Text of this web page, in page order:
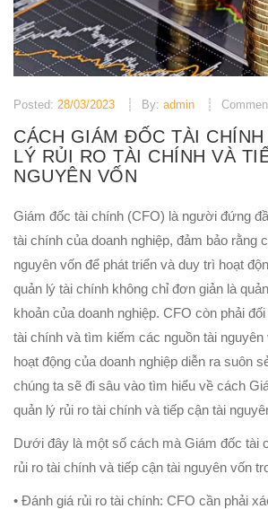
Posted: 28/03/2023 By: admin
CÁCH GIÁM ĐỐC TÀI
LÝ RỦI RO TÀI CHÍNH VÀ
NGUYÊN VỐN
Giám đốc tài chính (CFO) là người đứng
tài chính của doanh nghiệp, đảm bảo rằng
nguyên vốn để phát triển và duy trì hoạt
quản lý tài chính không chỉ đơn giản là
khoản của doanh nghiệp. CFO còn phải
tài chính và tìm kiếm các nguồn tài nguyên
hoạt động của doanh nghiệp diễn ra suôn
chúng ta sẽ đi sâu vào tìm hiểu về cách
quản lý rủi ro tài chính và tiếp cận tài
Dưới đây là một số cách mà Giám đốc tài
rủi ro tài chính và tiếp cận tài nguyên vốn
• Đánh giá rủi ro tài chính: CFO cần phải